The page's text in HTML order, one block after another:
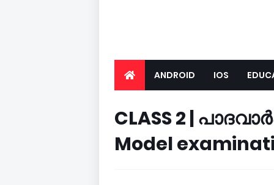
ANDROID IOS
CLASS 2 |
Model